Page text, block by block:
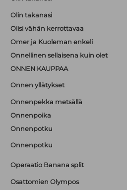
Olin takanasi
Olisi vähän kerrottavaa
Omer ja Kuoleman enkeli
Onnellinen sellaisena kuin olet
ONNEN KAUPPAA
Onnen yllätykset
Onnenpekka metsällä
Onnenpoika
Onnenpotku
Onnenpotku
Operaatio Banana split
Osattomien Olympos